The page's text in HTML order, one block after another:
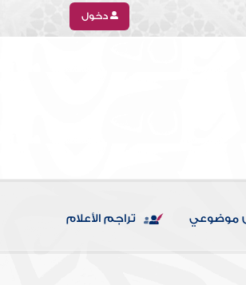
دخول
موضوعي تراجم الأعلام